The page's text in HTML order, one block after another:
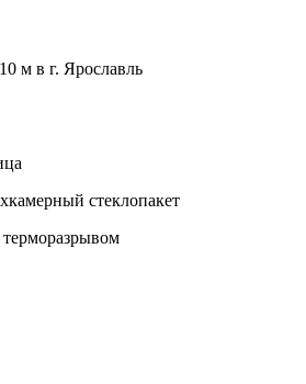
м в г. Ярославль
стеклопакет
терморазрывом